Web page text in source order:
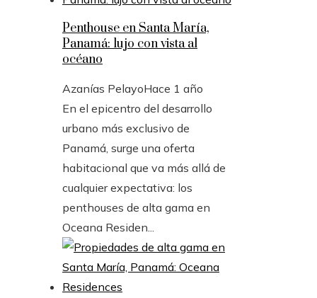
Penthouse en Santa María,
Panamá: lujo con vista al
océano
Azanías PelayoHace 1 año
En el epicentro del desarrollo
urbano más exclusivo de
Panamá, surge una oferta
habitacional que va más allá de
cualquier expectativa: los
penthouses de alta gama en
Oceana Residen...